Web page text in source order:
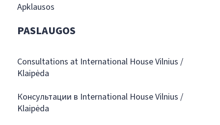
Apklausos
PASLAUGOS
Consultations at International House Vilnius /
Klaipėda
Консультации в International House Vilnius /
Klaipėda